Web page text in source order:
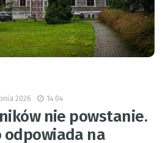
2026 14:04
nie powstanie.
na